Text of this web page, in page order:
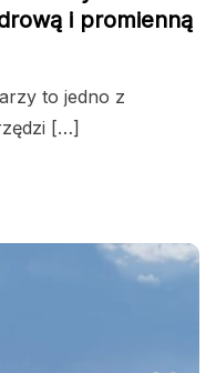
i promienną
to jedno z
[…]